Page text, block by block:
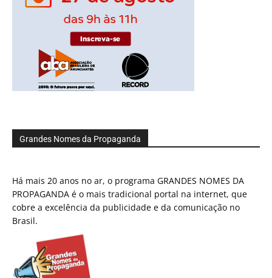
Grandes Nomes da Propaganda
Há mais 20 anos no ar, o programa GRANDES NOMES DA
PROPAGANDA é o mais tradicional portal na internet, que
cobre a excelência da publicidade e da comunicação no
Brasil.